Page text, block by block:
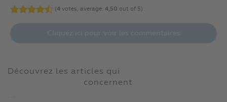
(4 votes, average: 4,50 out of 5)
Découvrez les articles qui
concernent
...